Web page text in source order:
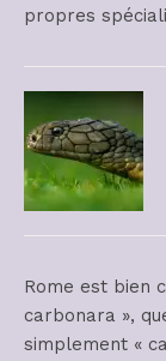
propres
Rome est bien
carbonara »,
simplement «